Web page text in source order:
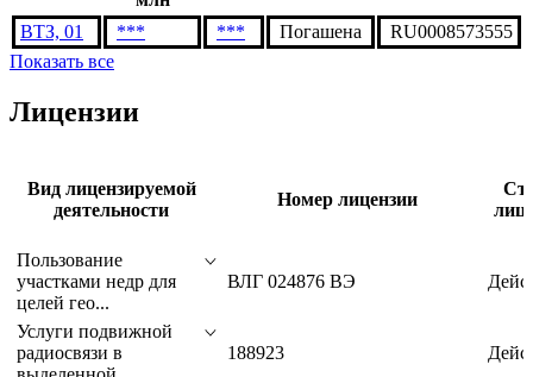
Эмиссия
ВТЗ, 01 ***
Лицензии
Вид лицензируемой
деятельности
Номер лицензии
Пользование
участками недр для
ВЛГ 024876 ВЭ